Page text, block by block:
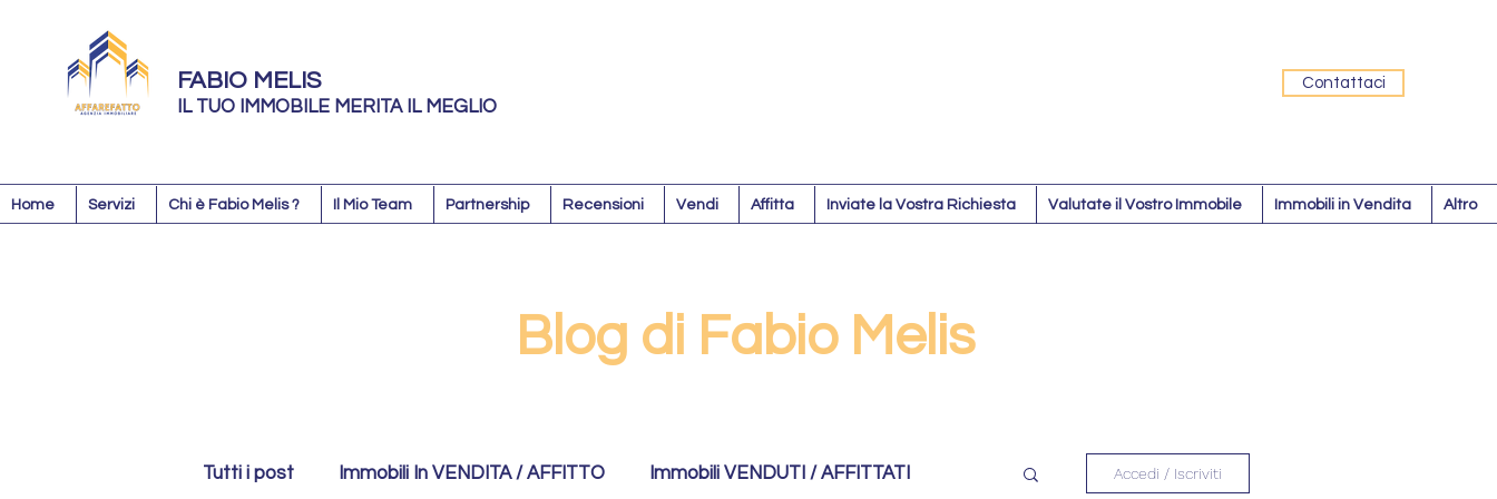
FABIO MELIS
IL TUO IMMOBILE MERITA IL MEGLIO
Contattaci
Home Servizi Chi è Fabio Melis ? Il Mio Team Partnership Recensioni Vendi Affitta Inviate la Vostra Richiesta Valutate il Vostro Immobile Immobili in Vendita Altro
Blog di Fabio Melis
Tutti i post Immobili In VENDITA / AFFITTO Immobili VENDUTI / AFFITTATI Accedi / Iscriviti